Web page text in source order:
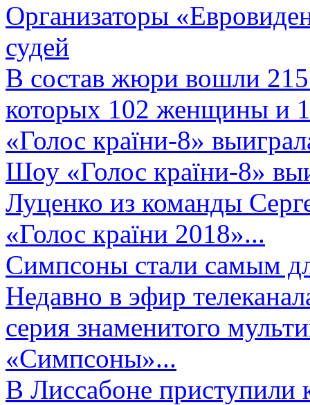
Организаторы
судей
В состав жюри вошли 215
которых 102 женщины и
«Голос країни-8»
Шоу «Голос країни-8»
Луценко из команды
«Голос країни 2018»...
Симпсоны стали самым
Недавно в эфир
серия знаменитого
«Симпсоны»...
В Лиссабоне приступили